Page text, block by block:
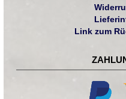
Link zum